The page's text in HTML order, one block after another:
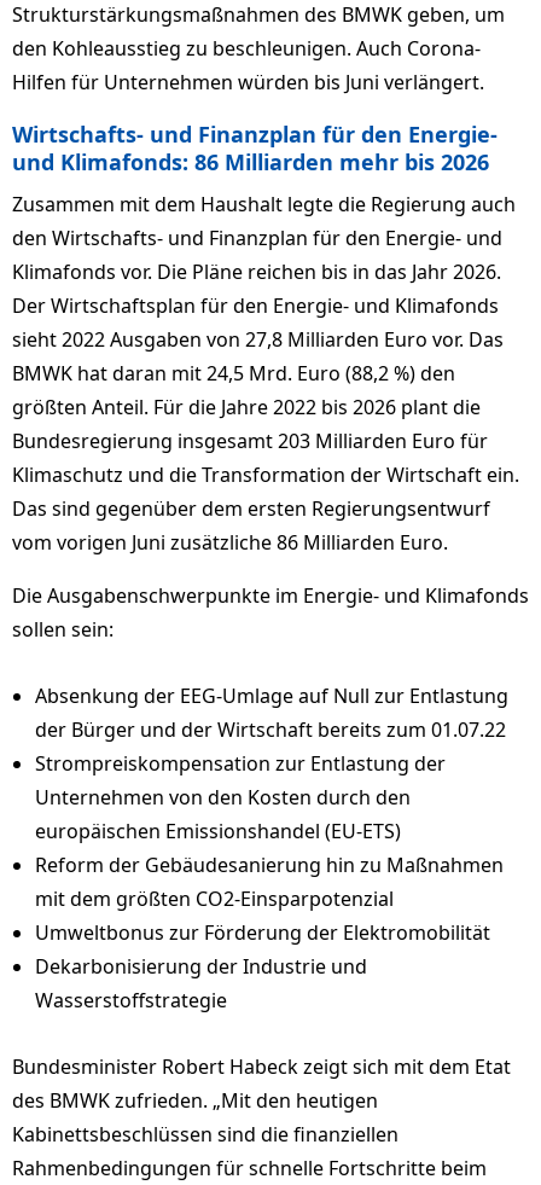
Strukturstärkungsmaßnahmen des BMWK geben, um
den Kohleausstieg zu beschleunigen. Auch Corona-
Hilfen für Unternehmen würden bis Juni verlängert.
Wirtschafts- und Finanzplan für den Energie-
und Klimafonds: 86 Milliarden mehr bis 2026
Zusammen mit dem Haushalt legte die Regierung auch
den Wirtschafts- und Finanzplan für den Energie- und
Klimafonds vor. Die Pläne reichen bis in das Jahr 2026.
Der Wirtschaftsplan für den Energie- und Klimafonds
sieht 2022 Ausgaben von 27,8 Milliarden Euro vor. Das
BMWK hat daran mit 24,5 Mrd. Euro (88,2 %) den
größten Anteil. Für die Jahre 2022 bis 2026 plant die
Bundesregierung insgesamt 203 Milliarden Euro für
Klimaschutz und die Transformation der Wirtschaft ein.
Das sind gegenüber dem ersten Regierungsentwurf
vom vorigen Juni zusätzliche 86 Milliarden Euro.
Die Ausgabenschwerpunkte im Energie- und Klimafonds
sollen sein:
Absenkung der EEG-Umlage auf Null zur Entlastung
der Bürger und der Wirtschaft bereits zum 01.07.22
Strompreiskompensation zur Entlastung der
Unternehmen von den Kosten durch den
europäischen Emissionshandel (EU-ETS)
Reform der Gebäudesanierung hin zu Maßnahmen
mit dem größten CO2-Einsparpotenzial
Umweltbonus zur Förderung der Elektromobilität
Dekarbonisierung der Industrie und
Wasserstoffstrategie
Bundesminister Robert Habeck zeigt sich mit dem Etat
des BMWK zufrieden. „Mit den heutigen
Kabinettsbeschlüssen sind die finanziellen
Rahmenbedingungen für schnelle Fortschritte beim